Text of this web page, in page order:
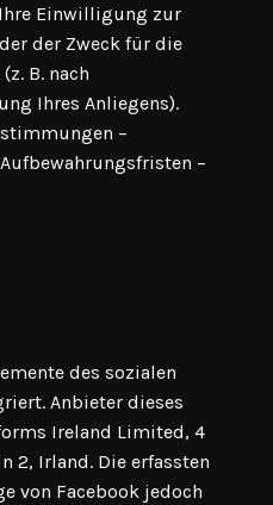
Einwilligung zur
der Zweck für die
B. nach
Ihres Anliegens).
–
–
des sozialen
Anbieter dieses
Ireland Limited, 4
2, Irland. Die erfassten
von Facebook jedoch